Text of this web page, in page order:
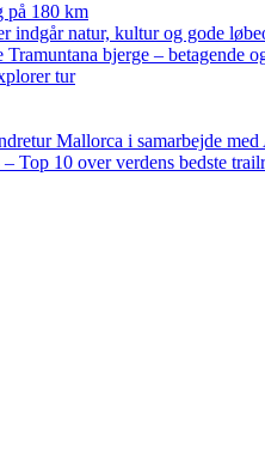
på 180 km
natur, kultur og gode
bjerge – betagende
tur
Mallorca i samarbejde
Top 10 over verdens bedste